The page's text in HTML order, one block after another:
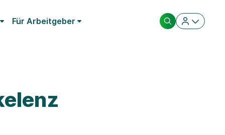
Für Arbeitgeber